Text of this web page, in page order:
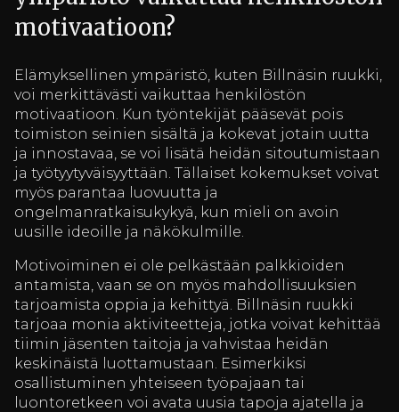
motivaatioon?
Elämyksellinen ympäristö, kuten Billnäsin ruukki,
voi merkittävästi vaikuttaa henkilöstön
motivaatioon. Kun työntekijät pääsevät pois
toimiston seinien sisältä ja kokevat jotain uutta
ja innostavaa, se voi lisätä heidän sitoutumistaan
ja työtyytyväisyyttään. Tällaiset kokemukset voivat
myös parantaa luovuutta ja
ongelmanratkaisukykyä, kun mieli on avoin
uusille ideoille ja näkökulmille.
Motivoiminen ei ole pelkästään palkkioiden
antamista, vaan se on myös mahdollisuuksien
tarjoamista oppia ja kehittyä. Billnäsin ruukki
tarjoaa monia aktiviteetteja, jotka voivat kehittää
tiimin jäsenten taitoja ja vahvistaa heidän
keskinäistä luottamustaan. Esimerkiksi
osallistuminen yhteiseen työpajaan tai
luontoretkeen voi avata uusia tapoja ajatella ja